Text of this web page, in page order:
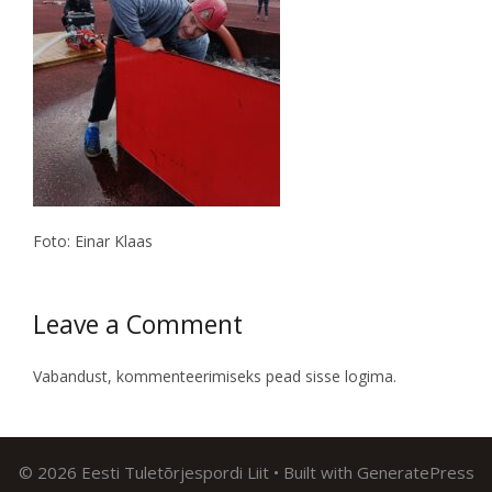
Foto: Einar Klaas
Leave a Comment
Vabandust, kommenteerimiseks pead sisse logima.
© 2026 Eesti Tuletõrjespordi Liit• Built with GeneratePress